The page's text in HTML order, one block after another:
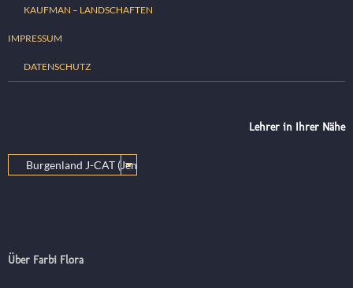
KAUFMAN – LANDSCHAFTEN
IMPRESSUM
DATENSCHUTZ
Lehrer in Ihrer Nähe
Über Farbi Flora